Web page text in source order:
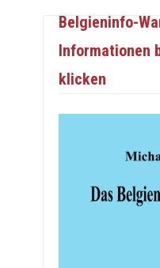
Belgieninfo-
Informationen
klicken